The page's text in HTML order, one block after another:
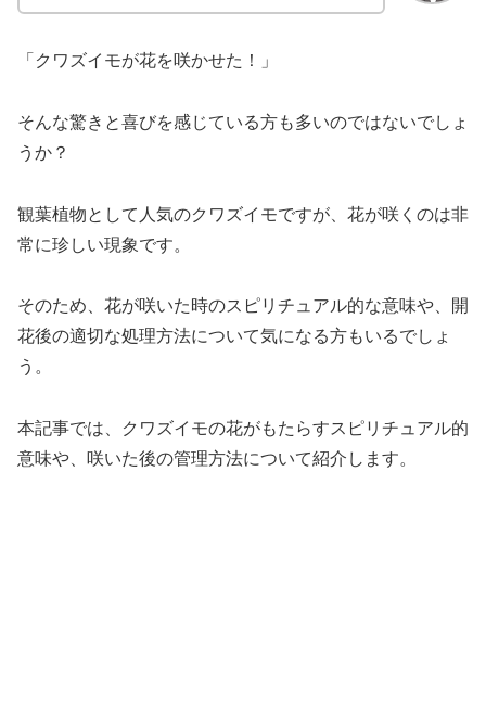
「クワズイモが花を咲かせた！」
そんな驚きと喜びを感じている方も多いのではないでしょ
うか？
観葉植物として人気のクワズイモですが、花が咲くのは非
常に珍しい現象です。
そのため、花が咲いた時のスピリチュアル的な意味や、開
花後の適切な処理方法について気になる方もいるでしょ
う。
本記事では、クワズイモの花がもたらすスピリチュアル的
意味や、咲いた後の管理方法について紹介します。